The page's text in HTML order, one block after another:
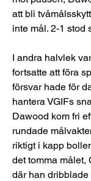
att bli
inte mål. 2-1 stod
I andra halvlek
fortsatte att föra
försvar hade för
hantera VGIFs
Dawood kom fri
rundade
riktigt i kapp
det tomma målet,
där han